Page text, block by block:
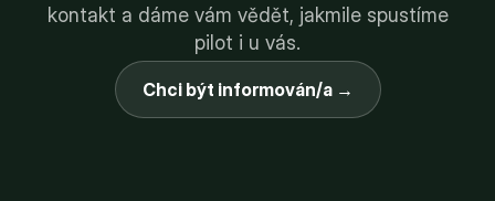
kontakt a dáme vám vědět, jakmile spustíme
pilot i u vás.
Chci být informován/a →